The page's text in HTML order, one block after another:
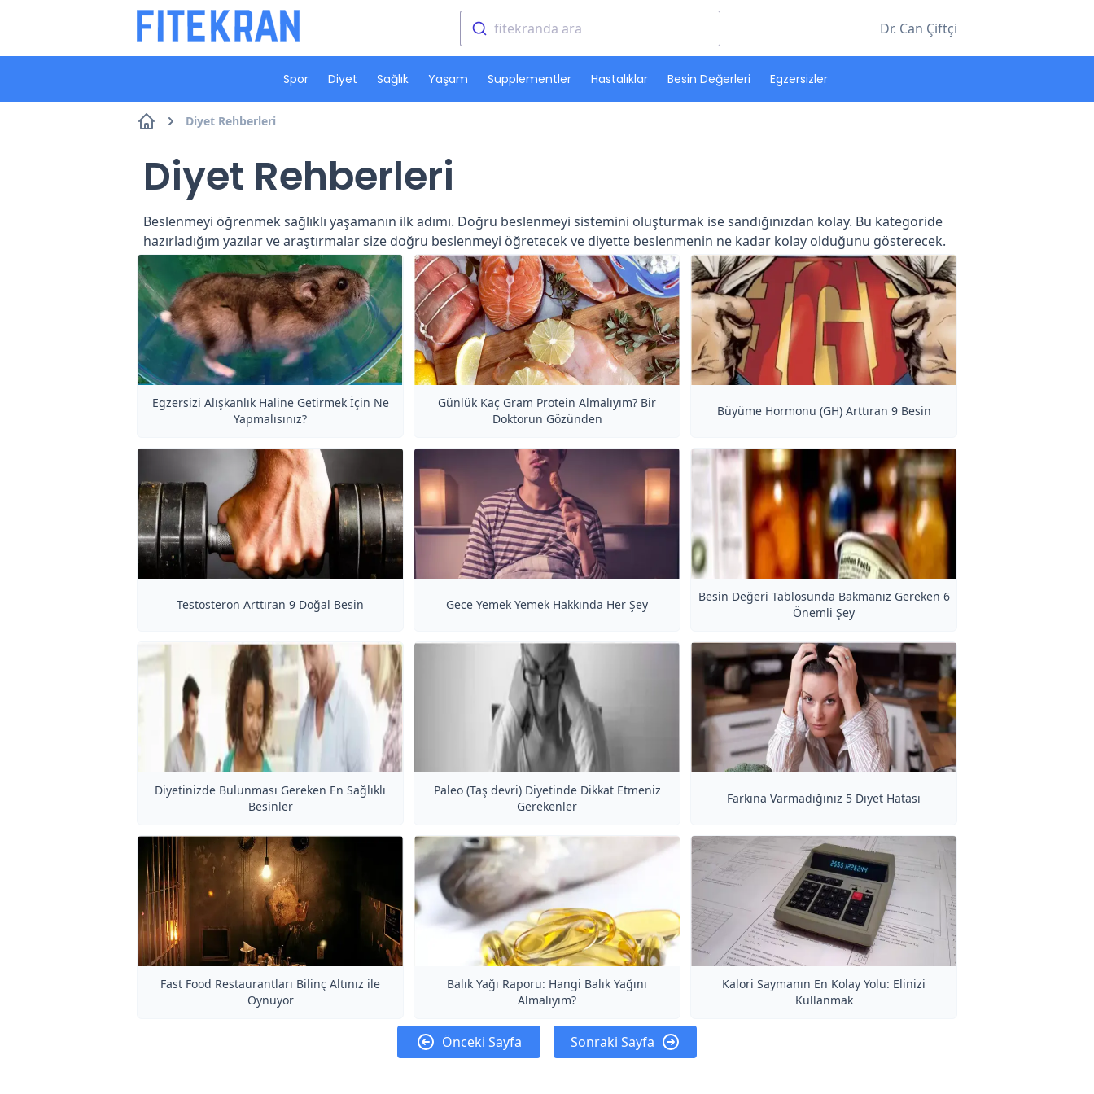
fitekranda ara Dr. Can Çiftçi
Spor Diyet Sağlık Yaşam Supplementler Hastalıklar Besin Değerleri Egzersizler
Diyet Rehberleri
Diyet Rehberleri
Beslenmeyi öğrenmek sağlıklı yaşamanın ilk adımı. Doğru beslenmeyi sistemini oluşturmak ise sandığınızdan kolay. Bu kategoride
hazırladığım yazılar ve araştırmalar size doğru beslenmeyi öğretecek ve diyette beslenmenin ne kadar kolay olduğunu gösterecek.
Egzersizi Alışkanlık Haline Getirmek İçin Ne
Yapmalısınız?
Günlük Kaç Gram Protein Almalıyım? Bir
Doktorun Gözünden
Büyüme Hormonu (GH) Arttıran 9 Besin
Testosteron Arttıran 9 Doğal Besin Gece Yemek Yemek Hakkında Her Şey
Besin Değeri Tablosunda Bakmanız Gereken 6
Önemli Şey
Diyetinizde Bulunması Gereken En Sağlıklı
Besinler
Paleo (Taş devri) Diyetinde Dikkat Etmeniz
Gerekenler
Farkına Varmadığınız 5 Diyet Hatası
Fast Food Restaurantları Bilinç Altınız ile
Oynuyor
Balık Yağı Raporu: Hangi Balık Yağını
Almalıyım?
Kalori Saymanın En Kolay Yolu: Elinizi
Kullanmak
Önceki Sayfa Sonraki Sayfa